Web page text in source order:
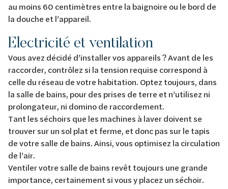
au moins 60 centimètres entre la baignoire ou le bord de
la douche et l’appareil.
Electricité et ventilation
Vous avez décidé d’installer vos appareils ? Avant de les
raccorder, contrôlez si la tension requise correspond à
celle du réseau de votre habitation. Optez toujours, dans
la salle de bains, pour des prises de terre et n’utilisez ni
prolongateur, ni domino de raccordement.
Tant les séchoirs que les machines à laver doivent se
trouver sur un sol plat et ferme, et donc pas sur le tapis
de votre salle de bains. Ainsi, vous optimisez la circulation
de l’air.
Ventiler votre salle de bains revêt toujours une grande
importance, certainement si vous y placez un séchoir.